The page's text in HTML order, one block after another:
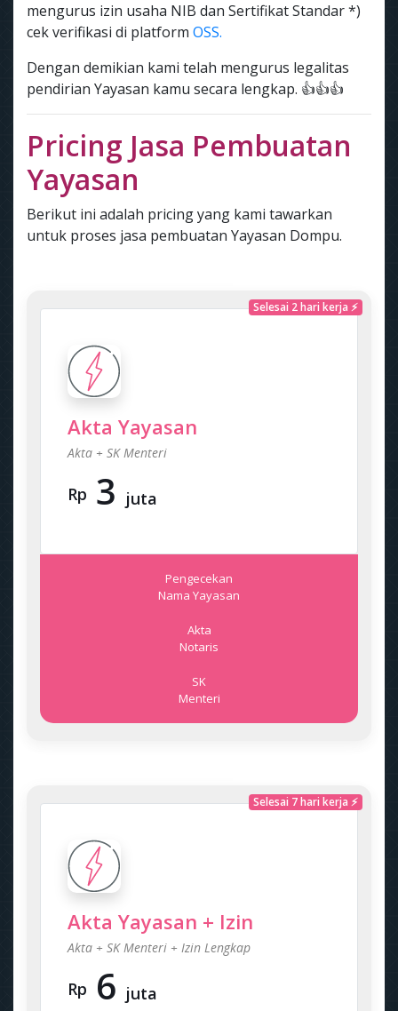
mengurus izin usaha NIB dan Sertifikat Standar *)
cek verifikasi di platform OSS.
Dengan demikian kami telah mengurus legalitas
pendirian Yayasan kamu secara lengkap. 👍👍👍
Pricing Jasa Pembuatan
Yayasan
Berikut ini adalah pricing yang kami tawarkan
untuk proses jasa pembuatan Yayasan Dompu.
Selesai 2 hari kerja ⚡
Akta Yayasan
Akta + SK Menteri
Rp 3 juta
Pengecekan
Nama Yayasan
Akta
Notaris
SK
Menteri
Selesai 7 hari kerja ⚡
Akta Yayasan + Izin
Akta + SK Menteri + Izin Lengkap
Rp 6 juta